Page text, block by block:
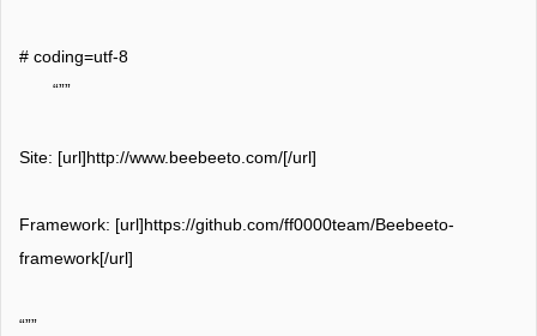
# coding=utf-8
“””
Site: [url]http://www.beebeeto.com/[/url]
Framework: [url]https://github.com/ff0000team/Beebeeto-
framework[/url]
“””